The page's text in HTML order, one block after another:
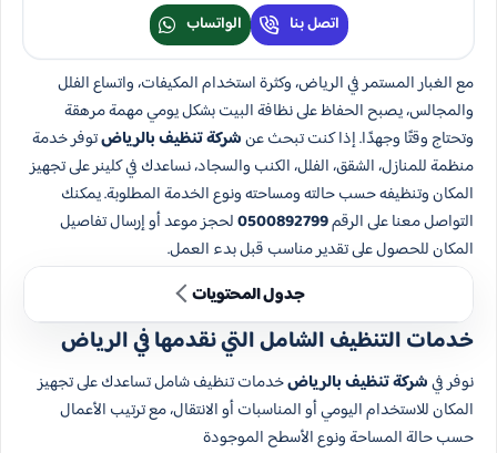
اتصل بنا الواتساب
مع الغبار المستمر في الرياض، وكثرة استخدام المكيفات، واتساع الفلل
والمجالس، يصبح الحفاظ على نظافة البيت بشكل يومي مهمة مرهقة
وتحتاج وقتًا وجهدًا. إذا كنت تبحث عنشركة تنظيف بالرياضتوفر خدمة
منظمة للمنازل، الشقق، الفلل، الكنب والسجاد، نساعدك في كلينر على تجهيز
المكان وتنظيفه حسب حالته ومساحته ونوع الخدمة المطلوبة. يمكنك
التواصل معنا على الرقم0500892799لحجز موعد أو إرسال تفاصيل
المكان للحصول على تقدير مناسب قبل بدء العمل.
جدول المحتويات
خدمات التنظيف الشامل التي نقدمها في الرياض
نوفر فيشركة تنظيف بالرياضخدمات تنظيف شامل تساعدك على تجهيز
المكان للاستخدام اليومي أو المناسبات أو الانتقال، مع ترتيب الأعمال
حسب حالة المساحة ونوع الأسطح الموجودة